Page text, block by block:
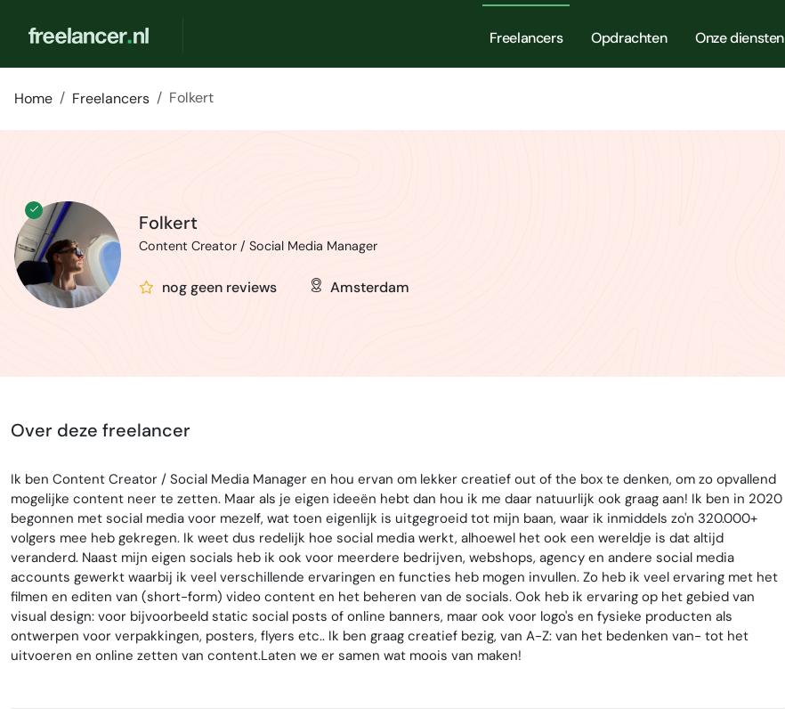
Freelancers Opdrachten Onze diensten
Home Freelancers Folkert
Folkert
Content Creator / Social Media Manager
nog geen reviews Amsterdam
Over deze freelancer
Ik ben Content Creator / Social Media Manager en hou ervan om lekker creatief out of the box te denken, om zo opvallend
mogelijke content neer te zetten. Maar als je eigen ideeën hebt dan hou ik me daar natuurlijk ook graag aan! Ik ben in 2020
begonnen met social media voor mezelf, wat toen eigenlijk is uitgegroeid tot mijn baan, waar ik inmiddels zo'n 320.000+
volgers mee heb gekregen. Ik weet dus redelijk hoe social media werkt, alhoewel het ook een wereldje is dat altijd
veranderd. Naast mijn eigen socials heb ik ook voor meerdere bedrijven, webshops, agency en andere social media
accounts gewerkt waarbij ik veel verschillende ervaringen en functies heb mogen invullen. Zo heb ik veel ervaring met het
filmen en editen van (short-form) video content en het beheren van de socials. Ook heb ik ervaring op het gebied van
visual design: voor bijvoorbeeld static social posts of online banners, maar ook voor logo's en fysieke producten als
ontwerpen voor verpakkingen, posters, flyers etc.. Ik ben graag creatief bezig, van A-Z: van het bedenken van- tot het
uitvoeren en online zetten van content.Laten we er samen wat moois van maken!